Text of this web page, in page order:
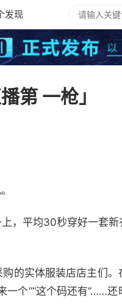
发现
第 一枪」
，平均30秒穿好一套
的实体服装店店主们。
个”“这个码还有”……